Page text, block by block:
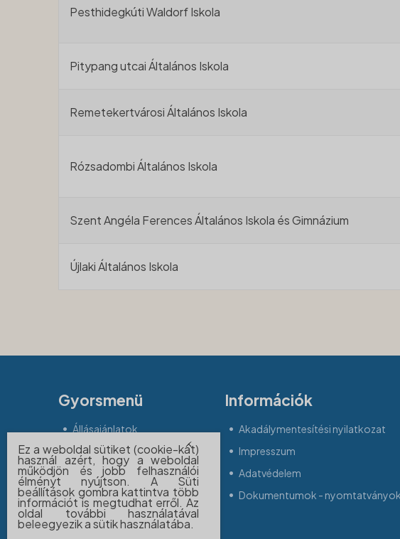
Pesthidegkúti Waldorf Iskola
Pitypang utcai Általános Iskola
Remetekertvárosi Általános Iskola
Rózsadombi Általános Iskola
Szent Angéla Ferences Általános Iskola és Gimnázium
Újlaki Általános Iskola
Gyorsmenü
Állásajánlatok
Betegjogi képviselő
Időpontfoglalás
Információk
Akadálymentesítési nyilatkozat
Impresszum
Adatvédelem
Dokumentumok - nyomtatványok
Ez a weboldal sütiket (cookie-kat)
használ azért, hogy a weboldal
működjön és jobb felhasználói
élményt nyújtson. A Süti
beállítások gombra kattintva több
információt is megtudhat erről. Az
oldal további használatával
beleegyezik a sütik használatába.